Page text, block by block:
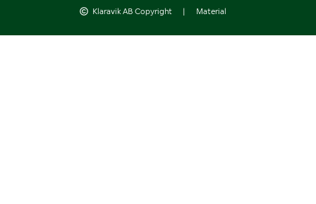
Klaravik AB Copyright | Material